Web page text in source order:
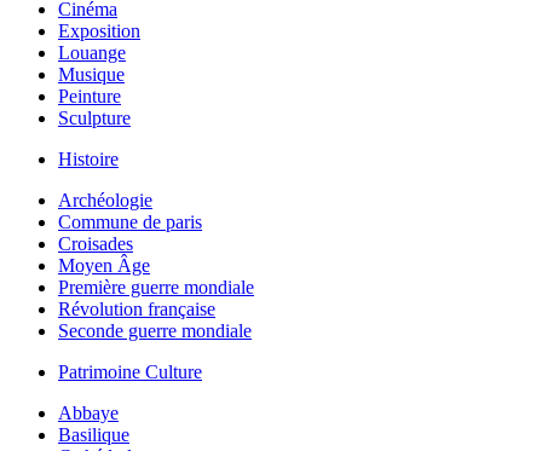
Cinéma
Exposition
Louange
Musique
Peinture
Sculpture
Histoire
Archéologie
Commune de paris
Croisades
Moyen Âge
Première guerre mondiale
Révolution française
Seconde guerre mondiale
Patrimoine Culture
Abbaye
Basilique